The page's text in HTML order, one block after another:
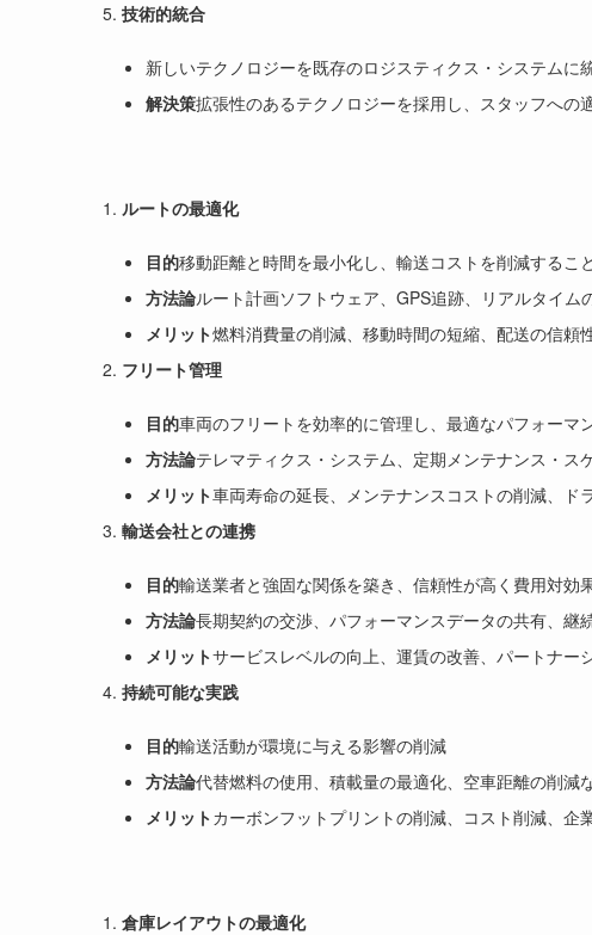
技術的統合
新しいテクノロジーを既存のロジスティクス・システムに
解決策拡張性のあるテクノロジーを採用し、スタッフへ
ルートの最適化
目的移動距離と時間を最小化し、輸送コストを削減すること
方法論ルート計画ソフトウェア、GPS追跡、リアルタイム
メリット燃料消費量の削減、移動時間の短縮、配送の信頼
フリート管理
目的車両のフリートを効率的に管理し、最適なパフォーマ
方法論テレマティクス・システム、定期メンテナンス・ス
メリット車両寿命の延長、メンテナンスコストの削減、ド
輸送会社との連携
目的輸送業者と強固な関係を築き、信頼性が高く費用対効
方法論長期契約の交渉、パフォーマンスデータの共有、継
メリットサービスレベルの向上、運賃の改善、パートナー
持続可能な実践
目的輸送活動が環境に与える影響の削減
方法論代替燃料の使用、積載量の最適化、空車距離の削減
メリットカーボンフットプリントの削減、コスト削減、企
倉庫レイアウトの最適化